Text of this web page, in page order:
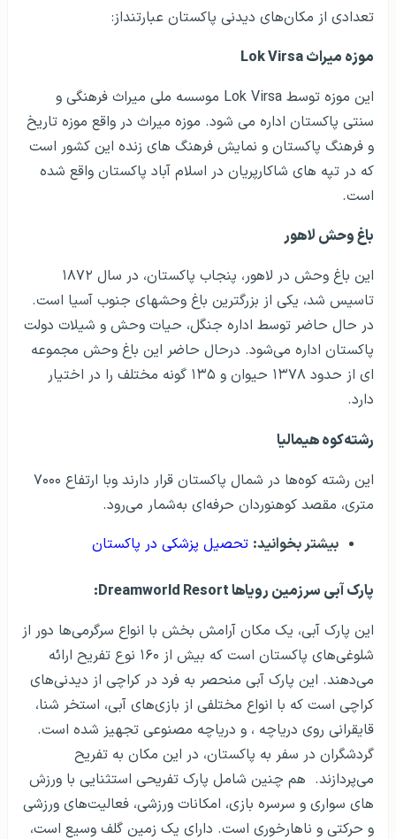
تعدادی از مکان‌های دیدنی پاکستان عبارتنداز:
موزه میراثLok Virsa
این موزه توسط Lok Virsa موسسه ملی میراث فرهنگی و
سنتی پاکستان اداره می شود. موزه میراث در واقع موزه تاریخ
و فرهنگ پاکستان و نمایش فرهنگ های زنده این کشور است
که در تپه های شاکارپریان در اسلام آباد پاکستان واقع شده
است.
باغ وحش لاهور
این باغ وحش در لاهور، پنجاب پاکستان، در سال ۱۸۷۲
تاسیس شد، یکی از بزرگترین باغ وحش­های جنوب آسیا است.
در حال حاضر توسط اداره جنگل، حیات وحش و شیلات دولت
پاکستان اداره می‌شود. درحال حاضر این باغ وحش مجموعه
ای از حدود ۱۳۷۸ حیوان و ۱۳۵ گونه مختلف را در اختیار
دارد.
رشته‌کوه هیمالیا
این رشته کوه‌ها در شمال پاکستان قرار دارند وبا ارتفاع ۷۰۰۰
متری، مقصد کوهنوردان حرفه‌ای به‌شمار می‌رود.
بیشتر بخوانید: تحصیل پزشکی در پاکستان
پارک آبی سرزمین رویاها Dreamworld Resort:
این پارک آبی، یک مکان آرامش بخش با انواع سرگرمی­‌ها دور از
شلوغی‌­های پاکستان است که بیش از ۱۶۰ نوع تفریح ارائه
می‌دهند. این پارک آبی منحصر به فرد در کراچی از دیدنی‌های
کراچی است که با انواع مختلفی از بازی­‌های آبی، استخر شنا،
قایقرانی روی دریاچه ، و دریاچه مصنوعی تجهیز شده است.
گردشگران در سفر به پاکستان، در این مکان به تفریح
می‌پردازند. هم چنین شامل پارک تفریحی استثنایی با ورزش
های سواری و سرسره بازی، امکانات ورزشی، فعالیت‌های ورزشی
و حرکتی و ناهارخوری است. دارای یک زمین گلف وسیع است،